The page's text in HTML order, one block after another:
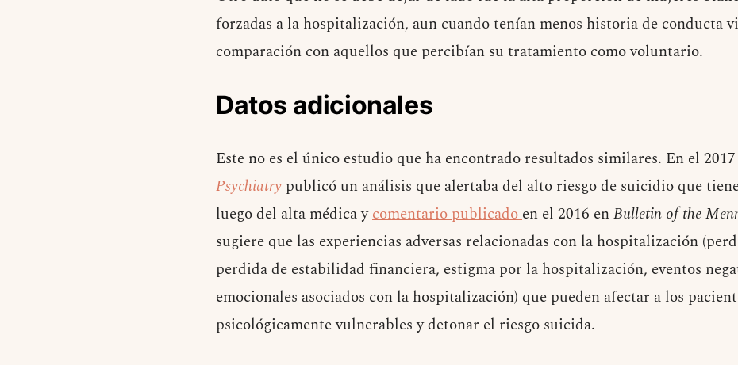
forzadas a la hospitalización, aun cuando tenían menos historia de conducta
comparación con aquellos que percibían su tratamiento como voluntario.
Datos adicionales
Este no es el único estudio que ha encontrado resultados similares. En el
Psychiatry publicó un análisis que alertaba del alto riesgo de suicidio que
luego del alta médica ycomentario publicadoen el 2016 enBulletin of the
sugiere que las experiencias adversas relacionadas con la hospitalización
perdida de estabilidad financiera, estigma por la hospitalización, eventos
emocionales asociados con la hospitalización) que pueden afectar a los
psicológicamente vulnerables y detonar el riesgo suicida.